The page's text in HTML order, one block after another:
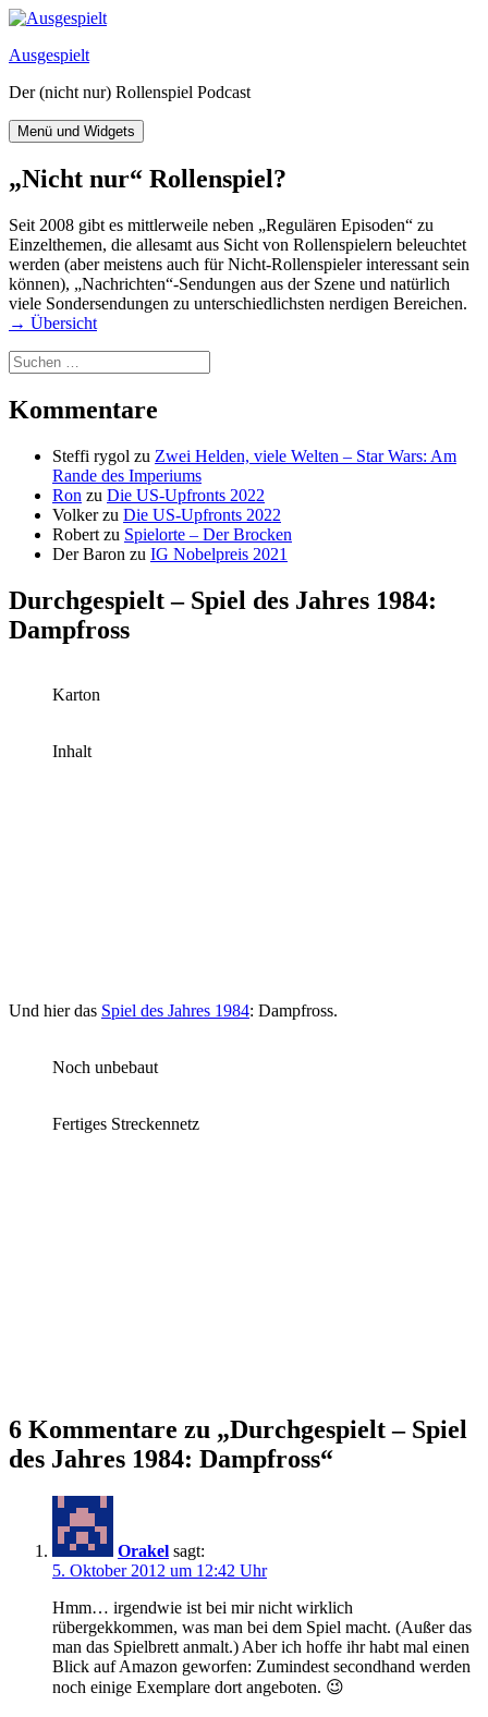
Zum
springen
Ausgespielt
Der (nicht nur) Rollenspiel Podcast
Menü und Widgets
„Nicht nur“ Rollenspiel?
Seit 2008 gibt es mittlerweile neben „Regulären Episoden“ zu
Einzelthemen, die allesamt aus Sicht von Rollenspielern beleuchtet
werden (aber meistens auch für Nicht-Rollenspieler interessant sein
können), „Nachrichten“-Sendungen aus der Szene und natürlich
viele Sondersendungen zu unterschiedlichsten nerdigen Bereichen.
→ Übersicht
Suchen
nach:
Kommentare
Steffi rygol zu Zwei Helden, viele Welten – Star Wars: Am
Rande des Imperiums
Ron zu Die US-Upfronts 2022
Volkerzu Die US-Upfronts 2022
Robert zu Spielorte – Der Brocken
Der Baron zu IG Nobelpreis 2021
Durchgespielt – Spiel des Jahres 1984:
Dampfross
Karton
Inhalt
Und hier das Spiel des Jahres 1984: Dampfross.
Noch unbebaut
Fertiges Streckennetz
6 Kommentare zu „Durchgespielt – Spiel
des Jahres 1984: Dampfross“
Orakel sagt:
5. Oktober 2012 um 12:42 Uhr
Hmm… irgendwie ist bei mir nicht wirklich
rübergekkommen, was man bei dem Spiel macht. (Außer das
man das Spielbrett anmalt.) Aber ich hoffe ihr habt mal einen
Blick auf Amazon geworfen: Zumindest secondhand werden
noch einige Exemplare dort angeboten. 😉